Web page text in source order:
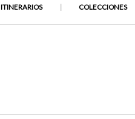
ITINERARIOS COLECCIONES